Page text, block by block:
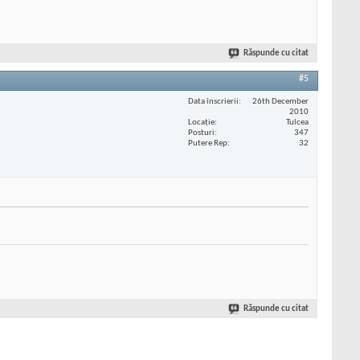
Răspunde cu citat
#5
Data înscrierii
26th December
2010
Locaţie
Tulcea
Posturi
347
Putere Rep
32
Răspunde cu citat